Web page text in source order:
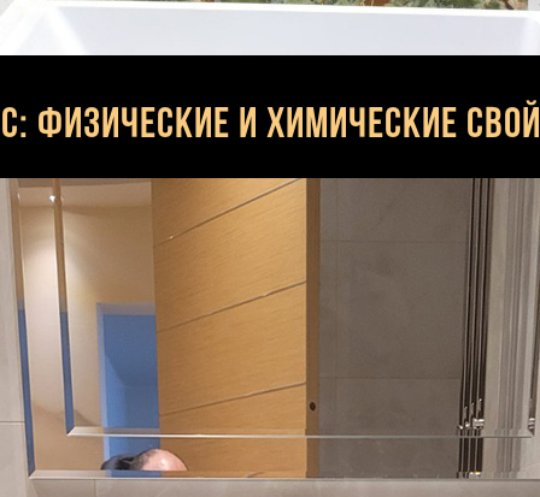
физические и химические